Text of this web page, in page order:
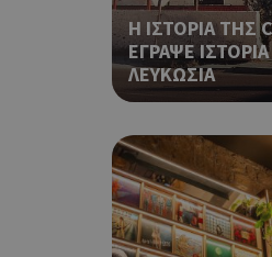
Η ΙΣΤΟΡΙΑ ΤΗΣ
ΕΓΡΑΨΕ
ΛΕΥΚΩΣΙΑ